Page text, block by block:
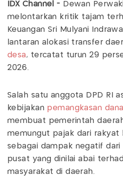
IDX Channel - Dewan
melontarkan kritik tajam
Keuangan Sri Mulyani
lantaran alokasi transfer
desa, tercatat turun 29
2026.
Salah satu anggota DPD RI
kebijakan pemangkasan dana
membuat pemerintah
memungut pajak dari rakyat
sebagai dampak negatif
pusat yang dinilai abai
masyarakat di daerah.